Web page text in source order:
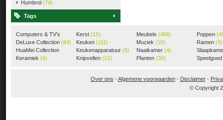
Humbrol (74)
Tags
Computers & TV's
(18)
DeLuxe Collection (64)
HuaMei Collection
(205)
Keramiek (6)
Kerst (15)
Keuken (111)
Keukenapparatuur (5)
Knipvellen (12)
Meubels (466)
Muziek (10)
Naaikamer (4)
Planten (30)
Poppen
Ramen (4)
Speelgoed
Over ons -Algemene voorwaarden- Disclaimer-
© Copyright